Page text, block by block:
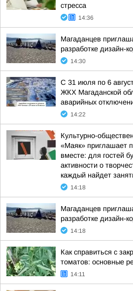
стресса
14:36
Магаданцев
разработке дизайн-
14:30
С 31 июля по 6
ЖКХ Магаданской
аварийных
14:22
Культурно-
«Маяк» приглашает
вместе: для гостей
активности о
каждый найдет
14:18
Магаданцев
разработке дизайн-
14:18
Как справиться с
томатов: основные
14:11